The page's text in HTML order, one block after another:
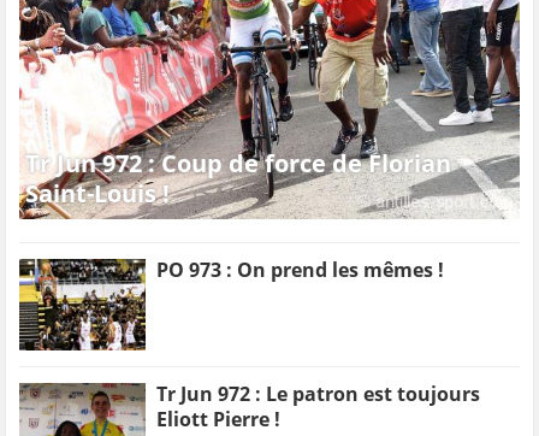
Tr Jun 972 : Coup de force de Florian
Saint-Louis !
PO 973 : On prend les mêmes !
Tr Jun 972 : Le patron est toujours
Eliott Pierre !